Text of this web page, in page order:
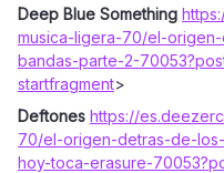
Deep Blue Something
musica-ligera-70/el-
bandas-parte-2-
startfragment>
Deftones https://
70/el-origen-detras-de-
hoy-toca-erasure-